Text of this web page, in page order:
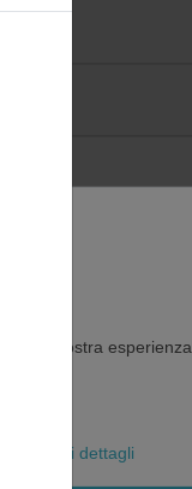
e la vostra esperienza
Maggiori dettagli